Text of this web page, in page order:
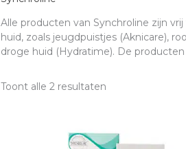
Alle producten van Synchroline zijn
huid, zoals jeugdpuistjes (Aknicare),
droge huid (Hydratime). De
Toont alle 2 resultaten